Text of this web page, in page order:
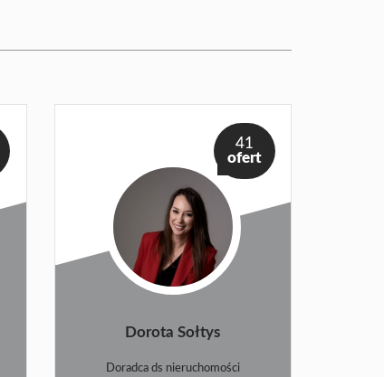
41
ofert
Dorota Sołtys
Doradca ds nieruchomości